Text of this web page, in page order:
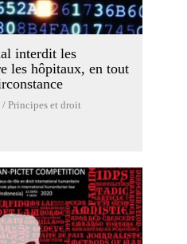
interdit les
les hôpitaux, en tout
/ Principes et droit